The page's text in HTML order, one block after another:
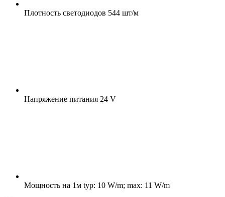
Плотность светодиодов 544 шт/м
Напряжение питания 24 V
Мощность на 1м typ: 10 W/m; max: 11 W/m